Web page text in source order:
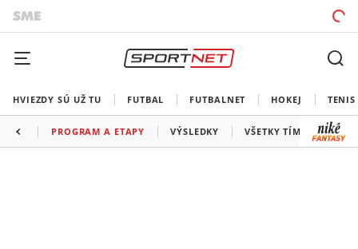
HVIEZDY SÚ UŽ TU FUTBAL FUTBALNET HOKEJ TENIS
PROGRAM A ETAPY VÝSLEDKY VŠETKY TÍMY